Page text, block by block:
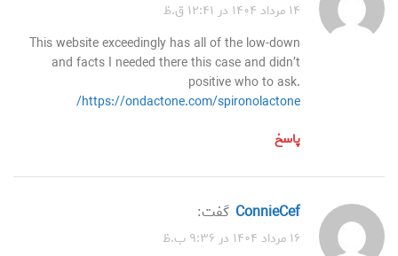
۱۴ مرداد ۱۴۰۴ در ۱۲:۴۱ ق.ظ
This website exceedingly has all of the low-down
and facts I needed there this case and didn’t
positive who to ask.
https://ondactone.com/spironolactone/
پاسخ
ConnieCef گفت:
۱۶ مرداد ۱۴۰۴ در ۹:۳۶ ب.ظ